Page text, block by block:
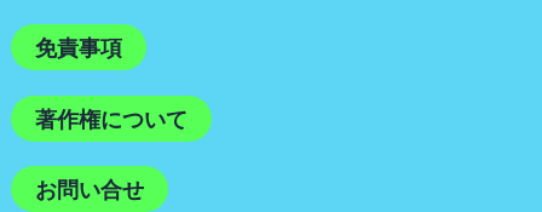
免責事項
著作権について
お問い合せ